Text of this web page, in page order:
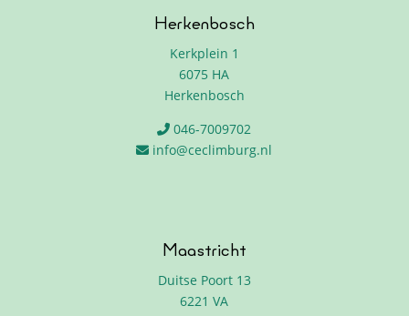
Herkenbosch
Kerkplein 1
6075 HA
Herkenbosch
046-7009702
info@ceclimburg.nl
Maastricht
Duitse Poort 13
6221 VA